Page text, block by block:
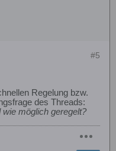
#5
Regelung bzw.
des Threads:
möglich geregelt?